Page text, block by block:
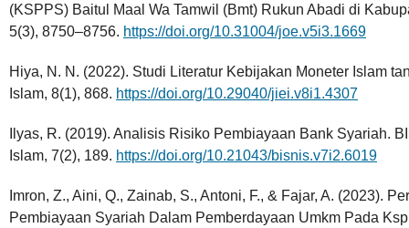
(KSPPS) Baitul Maal Wa Tamwil (Bmt) Rukun Abadi di
5(3), 8750–8756. https://doi.org/10.31004/joe.v5i3.1669
Hiya, N. N. (2022). Studi Literatur Kebijakan Moneter Islam
Islam, 8(1), 868. https://doi.org/10.29040/jiei.v8i1.4307
Ilyas, R. (2019). Analisis Risiko Pembiayaan Bank Syariah.
Islam, 7(2), 189. https://doi.org/10.21043/bisnis.v7i2.6019
Imron, Z., Aini, Q., Zainab, S., Antoni, F., & Fajar, A. (2023).
Pembiayaan Syariah Dalam Pemberdayaan Umkm Pada